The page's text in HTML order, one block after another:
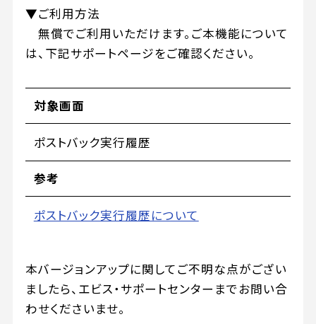
▼ご利用方法
無償でご利用いただけます。ご本機能について
は、下記サポートページをご確認ください。
対象画面
ポストバック実行履歴
参考
ポストバック実行履歴について
本バージョンアップに関してご不明な点がござい
ましたら、エビス・サポートセンターまでお問い合
わせくださいませ。